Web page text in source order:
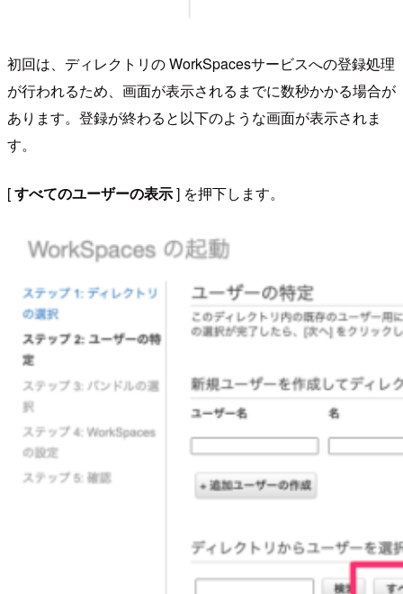
初回は、ディレクトリの WorkSpacesサービスへの登録処理
が行われるため、画面が表示されるまでに数秒かかる場合が
あります。登録が終わると以下のような画面が表示されま
す。
[すべてのユーザーの表示] を押下します。